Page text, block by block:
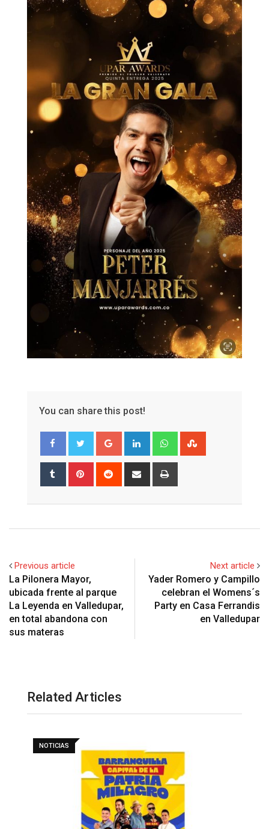
You can share this post!
Google+ LinkedIn Whatsapp
Tumblr Pinterest Reddit
Share
Previous article
La Pilonera Mayor,
ubicada frente al parque
La Leyenda en Valledupar,
en total abandona con
sus materas
Next article
Yader Romero y Campillo
celebran el Womens´s
Party en Casa Ferrandis
en Valledupar
Related Articles
NOTICIAS